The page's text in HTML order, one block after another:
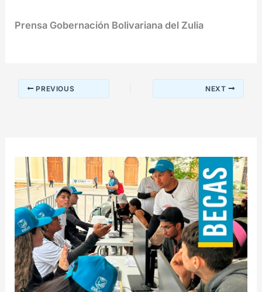
Prensa Gobernación Bolivariana del Zulia
PREVIOUS NEXT